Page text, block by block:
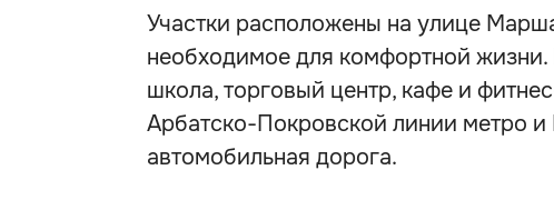
Участки расположены на улице
необходимое для комфортной жизни.
школа, торговый центр, кафе и
Арбатско-Покровской линии метро и
автомобильная дорога.